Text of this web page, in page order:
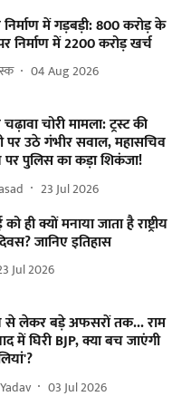
निर्माण में गड़बड़ी: 800 करोड़ के
निर्माण में 2200 करोड़ खर्च
04 Aug 2026
चोरी मामला: ट्रस्ट की
पर उठे गंभीर सवाल, महासचिव
पर पुलिस का कड़ा शिकंजा!
23 Jul 2026
ही क्यों मनाया जाता है राष्ट्रीय
जानिए इतिहास
Jul 2026
से लेकर बड़े अफसरों तक... राम
में घिरी BJP, क्या बच जाएंगी
03 Jul 2026